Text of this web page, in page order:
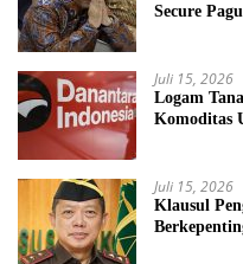
Secure
Juli 15, 2026
Logam
Komoditas
Juli 15, 2026
Klausul